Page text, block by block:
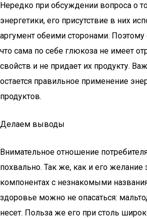
Нередко при обсуждении вопроса о
энергетики, его присутствие в них
аргумент обеими сторонами. Поэтому
что сама по себе глюкоза не имеет
свойств и не придает их продукту.
остается правильное применение
продуктов.
Делаем выводы
Внимательное отношение
похвально. Так же, как и его желание
компонентах с незнакомыми
здоровье можно не опасаться:
несет. Польза же его при столь